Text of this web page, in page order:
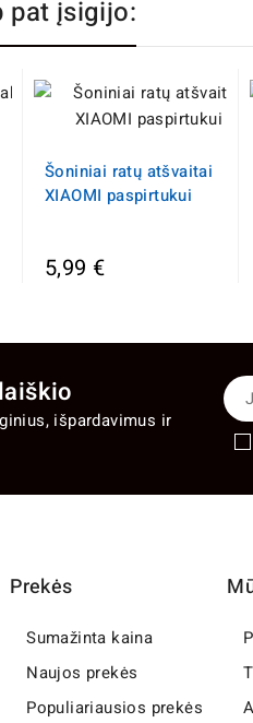
pat įsigijo:
Šoniniai ratų atšvaitai
XIAOMI paspirtukui
5,99 €
išpardavimus ir
Prekės
Sumažinta kaina
Naujos prekės
Populiariausios prekės